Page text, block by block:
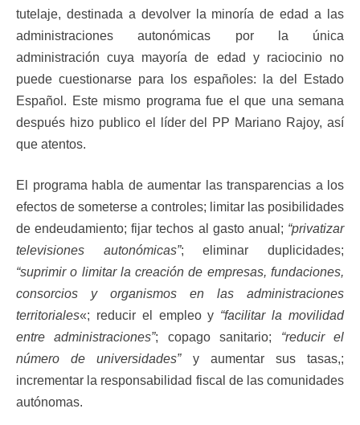
tutelaje, destinada a devolver la minoría de edad a las
administraciones autonómicas por la única
administración cuya mayoría de edad y raciocinio no
puede cuestionarse para los españoles: la del Estado
Español. Este mismo programa fue el que una semana
después hizo publico el líder del PP Mariano Rajoy, así
que atentos.
El programa habla de aumentar las transparencias a los
efectos de someterse a controles; limitar las posibilidades
de endeudamiento; fijar techos al gasto anual; “privatizar
televisiones autonómicas”; eliminar duplicidades;
“suprimir o limitar la creación de empresas, fundaciones,
consorcios y organismos en las administraciones
territoriales«; reducir el empleo y “facilitar la movilidad
entre administraciones”; copago sanitario; “reducir el
número de universidades”y aumentar sus tasas,;
incrementar la responsabilidad fiscal de las comunidades
autónomas.